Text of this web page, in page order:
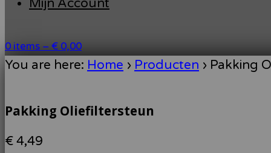
Mijn Account
0 items – € 0,00
You are here: Home › Producten › Pakking
Pakking Oliefiltersteun
€ 4,49